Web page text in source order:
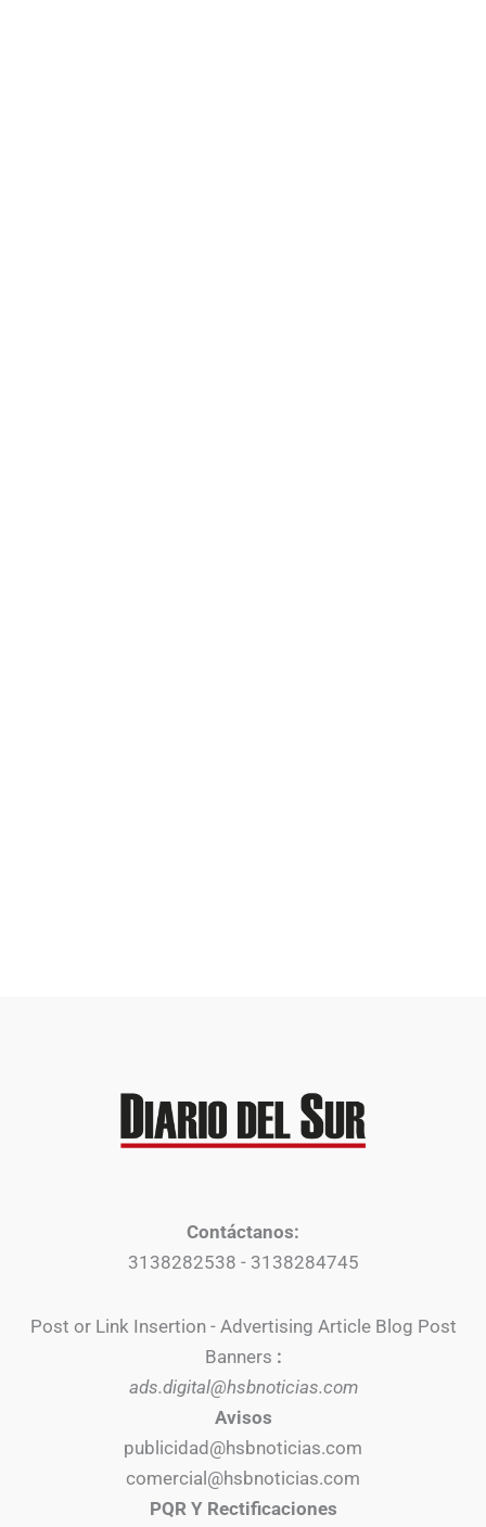
Contáctanos:
3138282538 - 3138284745
Post or Link Insertion - Advertising Article Blog Post
Banners :
ads.digital@hsbnoticias.com
Avisos
publicidad@hsbnoticias.com
comercial@hsbnoticias.com
PQR Y Rectificaciones